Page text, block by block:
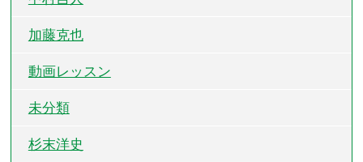
加藤克也
動画レッスン
未分類
杉末洋史